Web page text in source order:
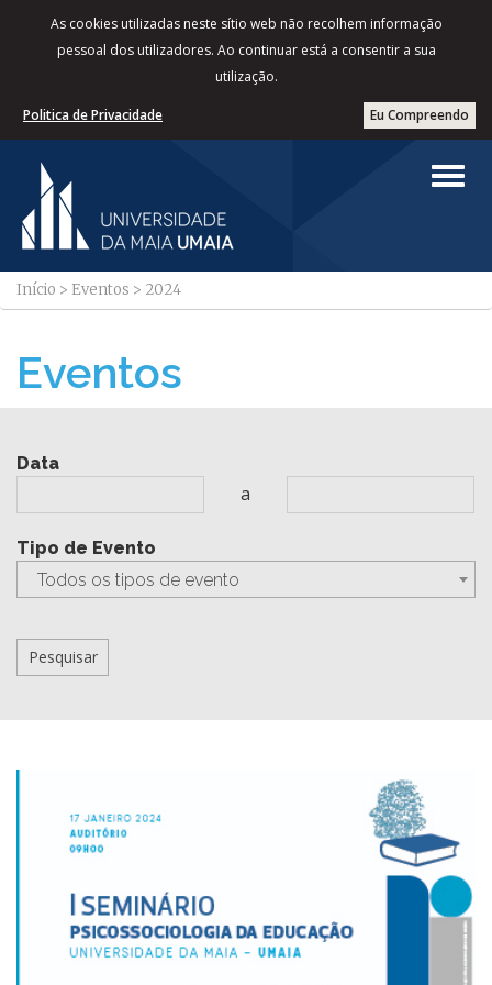
As cookies utilizadas neste sítio web não recolhem informação
pessoal dos utilizadores. Ao continuar está a consentir a sua
utilização.
Eu Compreendo
Politica de Privacidade
Início > Eventos > 2024
Eventos
Data
a
Tipo de Evento
Todos os tipos de evento